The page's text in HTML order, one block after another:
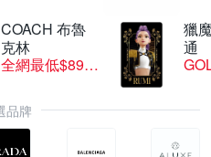
COACH 布魯
克林
全網最低$8999
獵
通
品牌